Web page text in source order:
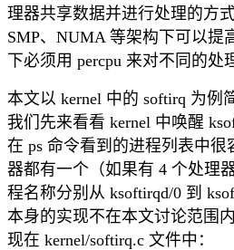
理器共享数据并进行处理的方
SMP、NUMA 等架构下可以提
下必须用 percpu 来对不同的处
本文以 kernel 中的 softirq 为例
我们先来看看 kernel 中唤醒
在 ps 命令看到的进程列表中
器都有一个（如果有 4 个处理
程名称分别从 ksoftirqd/0 到
本身的实现不在本文讨论范围
现在 kernel/softirq.c 文件中：